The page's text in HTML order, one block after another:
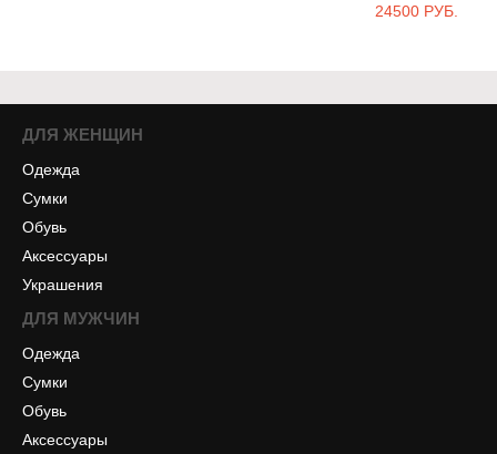
24500 РУБ.
ДЛЯ ЖЕНЩИН
Одежда
Сумки
Обувь
Аксессуары
Украшения
ДЛЯ МУЖЧИН
Одежда
Сумки
Обувь
Аксессуары